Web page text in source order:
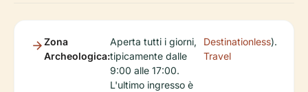
Zona
Archeologica:
Aperta tutti i giorni,
tipicamente dalle
9:00 alle 17:00.
L'ultimo ingresso è
Destinationless
Travel
).